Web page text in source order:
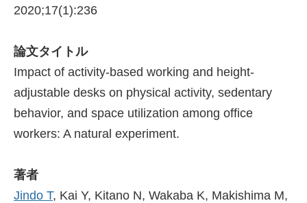
2020;17(1):236
論文タイトル
Impact of activity-based working and height-
adjustable desks on physical activity, sedentary
behavior, and space utilization among office
workers: A natural experiment.
著者
Jindo T, Kai Y, Kitano N, Wakaba K, Makishima M,